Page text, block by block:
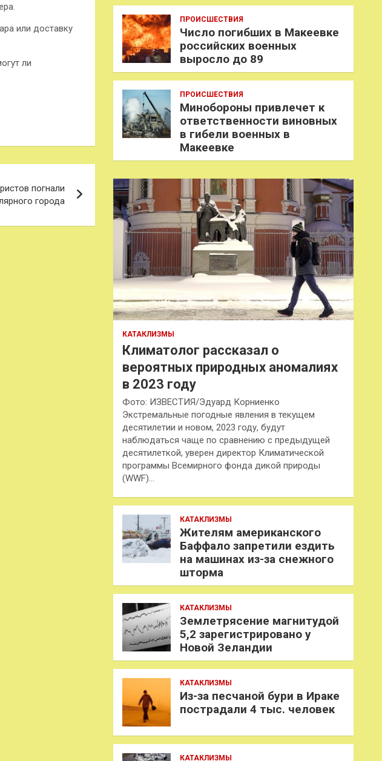
или доставку
ли
погнали
города
ПРОИСШЕСТВИЯ
Число погибших в Макеевке
российских военных
выросло до 89
ПРОИСШЕСТВИЯ
Минобороны привлечет к
ответственности виновных
в гибели военных в
Макеевке
КАТАКЛИЗМЫ
Климатолог рассказал о
вероятных природных аномалиях
в 2023 году
Фото: ИЗВЕСТИЯ/Эдуард Корниенко
Экстремальные погодные явления в текущем
десятилетии и новом, 2023 году, будут
наблюдаться чаще по сравнению с предыдущей
десятилеткой, уверен директор Климатической
программы Всемирного фонда дикой природы
(WWF)…
КАТАКЛИЗМЫ
Жителям американского
Баффало запретили ездить
на машинах из-за снежного
шторма
КАТАКЛИЗМЫ
Землетрясение магнитудой
5,2 зарегистрировано у
Новой Зеландии
КАТАКЛИЗМЫ
Из-за песчаной бури в Ираке
пострадали 4 тыс. человек
КАТАКЛИЗМЫ